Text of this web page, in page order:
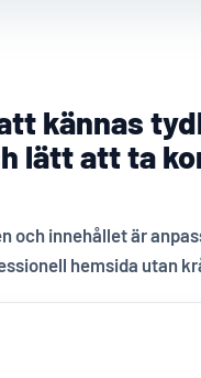
kännas
lätt att ta
och innehållet är
hemsida utan